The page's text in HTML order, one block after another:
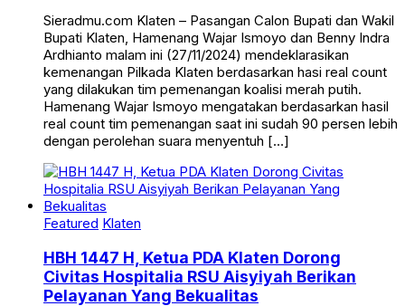
Sieradmu.com Klaten – Pasangan Calon Bupati dan Wakil
Bupati Klaten, Hamenang Wajar Ismoyo dan Benny Indra
Ardhianto malam ini (27/11/2024) mendeklarasikan
kemenangan Pilkada Klaten berdasarkan hasi real count
yang dilakukan tim pemenangan koalisi merah putih.
Hamenang Wajar Ismoyo mengatakan berdasarkan hasil
real count tim pemenangan saat ini sudah 90 persen lebih
dengan perolehan suara menyentuh […]
Featured Klaten
HBH 1447 H, Ketua PDA Klaten Dorong
Civitas Hospitalia RSU Aisyiyah Berikan
Pelayanan Yang Bekualitas